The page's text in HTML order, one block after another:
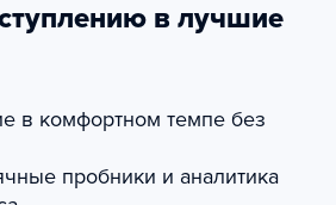
в лучшие
в комфортном темпе без
пробники и аналитика